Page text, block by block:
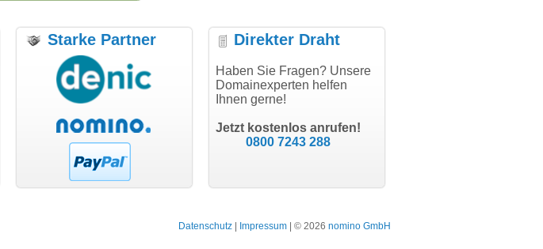
"Ich bin dankbar, meine
Wunschdomain gefunden zu
haben. Die Domain passt für
hundertprozentig."
Janina Köck
Leben im Einklang
leben-im-einklang.de
"Super Abwicklung, vielen
modern software GbR
Landau an der Isar
"Vielen Dank für den
Starke Partner Direkter Draht
Haben Sie Fragen? Unsere
Domainexperten helfen
Ihnen gerne!
Jetzt kostenlos anrufen!
0800 7243 288
Datenschutz Impressum | © 2026 nomino GmbH